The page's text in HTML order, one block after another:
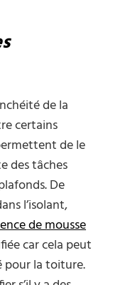
de la
certains
de le
des tâches
De
l’isolant,
de mousse
car cela peut
pour la toiture.